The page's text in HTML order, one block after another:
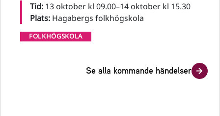
Tid: 13 oktober kl 09.00–14 oktober kl 15.30
Plats: Hagabergs folkhögskola
FOLKHÖGSKOLA
Se alla kommande händelser